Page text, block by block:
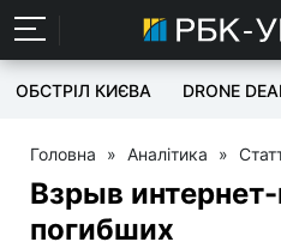
ОБСТРІЛ КИЄВА DRONE
Головна » Аналітика »
Взрыв
погибших